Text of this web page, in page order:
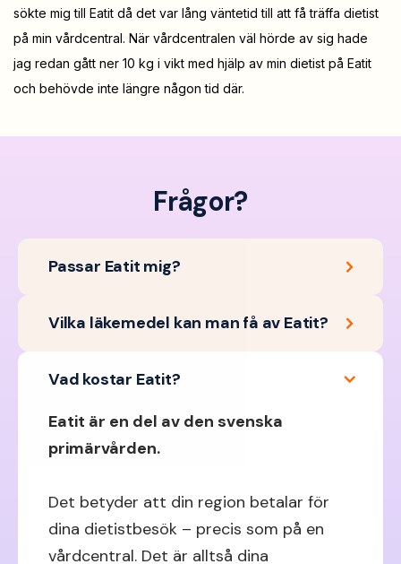
sökte mig till Eatit då det var lång väntetid till att få träffa dietist
på min vårdcentral. När vårdcentralen väl hörde av sig hade
jag redan gått ner 10 kg i vikt med hjälp av min dietist på Eatit
och behövde inte längre någon tid där.
Frågor?
Passar Eatit mig?
Vilka läkemedel kan man få av Eatit?
Vad kostar Eatit?
Eatit är en del av den svenska
primärvården.
Det betyder att din region betalar för
dina dietistbesök – precis som på en
vårdcentral. Det är alltså dina